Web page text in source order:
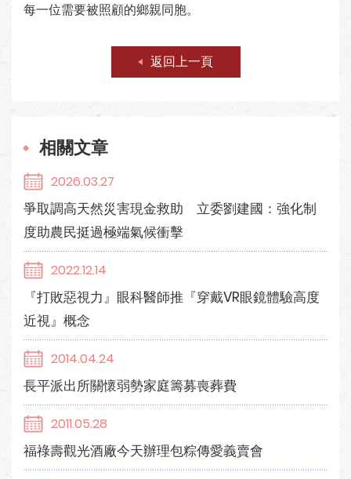
每一位需要被照顧的鄉親同胞。
返回上一頁
相關文章
2026.03.27
爭取調高天然災害現金救助 立委劉建國：強化制
度助農民挺過極端氣候衝擊
2022.12.14
『打敗惡視力』眼科醫師推『穿戴VR眼鏡體驗高度
近視』概念
2014.04.24
長平派出所關懷弱勢家庭籌募喪葬費
2011.05.28
福祿壽觀光酒廠今天辦理包粽傳愛義賣會